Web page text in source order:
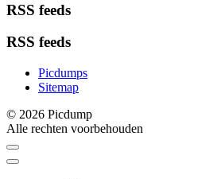
RSS feeds
RSS feeds
Picdumps
Sitemap
© 2026 Picdump
Alle rechten voorbehouden